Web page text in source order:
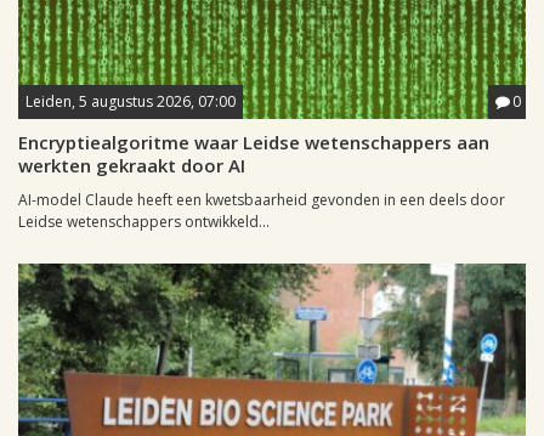
Leiden, 5 augustus 2026, 07:00 0
Encryptiealgoritme waar Leidse wetenschappers aan
werkten gekraakt door AI
AI-model Claude heeft een kwetsbaarheid gevonden in een deels door
Leidse wetenschappers ontwikkeld...